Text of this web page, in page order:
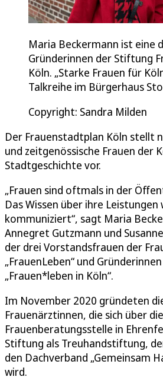
Maria Beckermann ist eine
Gründerinnen der Stiftung
Köln. „Starke Frauen für
Talkreihe im Bürgerhaus
Copyright: Sandra Milden
Der Frauenstadtplan Köln stellt
und zeitgenössische Frauen der
Stadtgeschichte vor.
„Frauen sind oftmals in der
Das Wissen über ihre Leistungen
kommuniziert“, sagt Maria
Annegret Gutzmann und
der drei Vorstandsfrauen der
„FrauenLeben“ und
„Frauen*leben in Köln“.
Im November 2020 gründeten
Frauenärztinnen, die sich über die
Frauenberatungsstelle in
Stiftung als Treuhandstiftung,
den Dachverband „Gemeinsam
wird.